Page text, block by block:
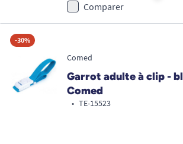
Comparer
-30%
Comed
Garrot adulte à clip -
Comed
• TE-15523